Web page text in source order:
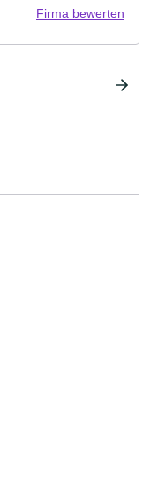
Firma bewerten